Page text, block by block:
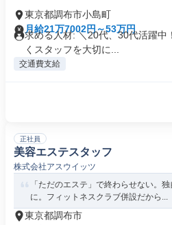
東京都調布市小島町
月給21万7002円～53万円
求める人材: ＼20代、30代活躍中
くスタッフを大切に...
交通費支給
正社員
美容エステスタッフ
株式会社アスウイッツ
「ただのエステ」で終わらせない。
に。フィットネスクラブ併設だから...
東京都調布市